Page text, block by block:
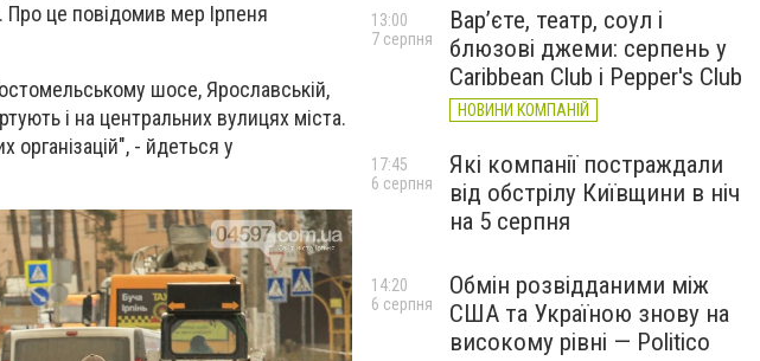
Про це повідомив мер Ірпеня
шосе, Ярославській,
і на центральних вулицях міста.
- йдеться у
Вар’єте, театр, соул і
блюзові джеми: серпень у
Caribbean Club і Pepper's Club
НОВИНИ КОМПАНІЙ
13:00
7 серпня
Які компанії постраждали
від обстрілу Київщини в ніч
на 5 серпня
17:45
6 серпня
Обмін розвідданими між
США та Україною знову на
високому рівні — Politico
14:20
6 серпня